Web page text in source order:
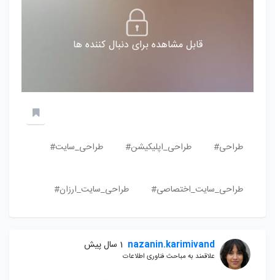
قابل مشاهده برای دنبال کننده ها
طراحی# طراحی_اپلیکیشن# طراحی_سایت#
طراحی_سایت_اختصاصی# طراحی_سایت_ارزان#
nazanin.karimivand 1 سال پیش
علاقمند به مباحث فناوری اطلاعات